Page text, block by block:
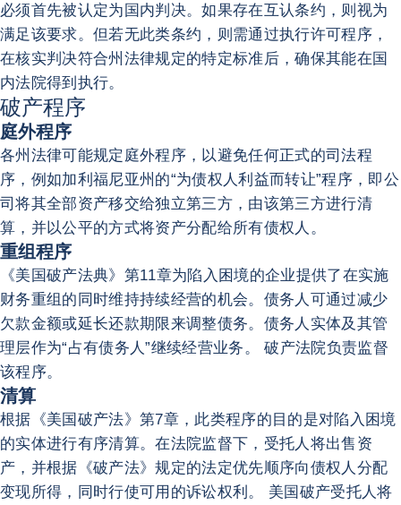
必须首先被认定为国内判决。如果存在互认条约，则视为
满足该要求。但若无此类条约，则需通过执行许可程序，
在核实判决符合州法律规定的特定标准后，确保其能在国
内法院得到执行。
破产程序
庭外程序
各州法律可能规定庭外程序，以避免任何正式的司法程
序，例如加利福尼亚州的“为债权人利益而转让”程序，即公
司将其全部资产移交给独立第三方，由该第三方进行清
算，并以公平的方式将资产分配给所有债权人。
重组程序
《美国破产法典》第11章为陷入困境的企业提供了在实施
财务重组的同时维持持续经营的机会。债务人可通过减少
欠款金额或延长还款期限来调整债务。债务人实体及其管
理层作为“占有债务人”继续经营业务。 破产法院负责监督
该程序。
清算
根据《美国破产法》第7章，此类程序的目的是对陷入困境
的实体进行有序清算。在法院监督下，受托人将出售资
产，并根据《破产法》规定的法定优先顺序向债权人分配
变现所得，同时行使可用的诉讼权利。 美国破产受托人将